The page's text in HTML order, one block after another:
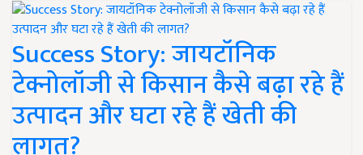
Success Story: जायटॉनिक
टेक्नोलॉजी से किसान कैसे बढ़ा रहे हैं
उत्पादन और घटा रहे हैं खेती की
लागत?